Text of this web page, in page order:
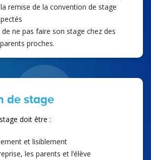
remise de la convention de stage
ne pas faire son stage chez des
proches.
de stage
doit être :
et lisiblement
les parents et l’élève